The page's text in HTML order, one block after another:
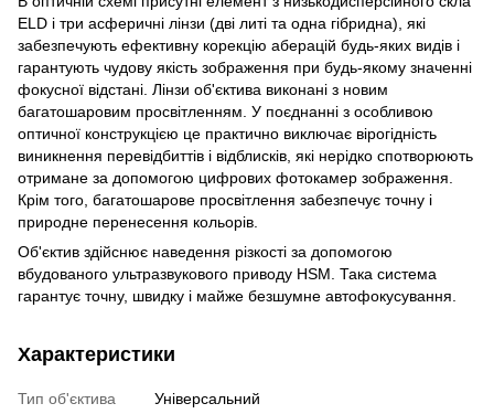
ELD і три асферичні лінзи (дві литі та одна гібридна), які
забезпечують ефективну корекцію аберацій будь-яких видів і
гарантують чудову якість зображення при будь-якому значенні
фокусної відстані. Лінзи об'єктива виконані з новим
багатошаровим просвітленням. У поєднанні з особливою
оптичної конструкцією це практично виключає вірогідність
виникнення перевідбиттів і відблисків, які нерідко спотворюють
отримане за допомогою цифрових фотокамер зображення.
Крім того, багатошарове просвітлення забезпечує точну і
природне перенесення кольорів.
Об'єктив здійснює наведення різкості за допомогою
вбудованого ультразвукового приводу HSM. Така система
гарантує точну, швидку і майже безшумне автофокусування.
Характеристики
Тип об'єктива
Універсальний